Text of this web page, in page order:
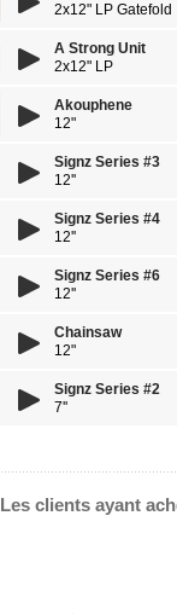
2x12" LP Gatefold
A Strong Unit
2x12" LP
Akouphene
12"
Signz Series #3
12''
Signz Series #4
12''
Signz Series #6
12''
Chainsaw
12"
Signz Series #2
7''
Les clients ayant